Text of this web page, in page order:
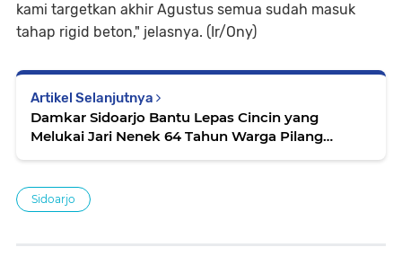
kami targetkan akhir Agustus semua sudah masuk
tahap rigid beton," jelasnya. (Ir/Ony)
Artikel Selanjutnya
Damkar Sidoarjo Bantu Lepas Cincin yang
Melukai Jari Nenek 64 Tahun Warga Pilang
Sidoarjo